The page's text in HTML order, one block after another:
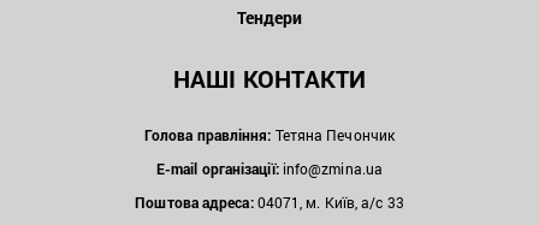
Тендери
НАШІ КОНТАКТИ
Голова правління: Тетяна Печончик
E-mail організації: info@zmina.ua
Поштова адреса:04071, м. Київ, а/с 33